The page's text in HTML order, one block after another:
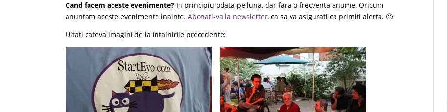
Cand facem aceste evenimente? In principiu odata pe luna, dar fara o frecventa anume. Oricum
anuntam aceste evenimente inainte.Abonati-va la newsletter, ca sa va asigurati ca primiti alerta. 🙂
Uitati cateva imagini de la intalnirile precedente: